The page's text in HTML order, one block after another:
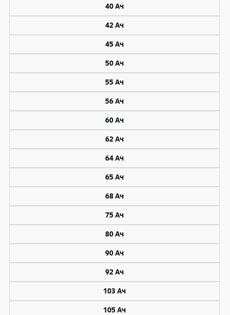
40 Ач
42 Ач
45 Ач
50 Ач
55 Ач
56 Ач
60 Ач
62 Ач
64 Ач
65 Ач
68 Ач
75 Ач
80 Ач
90 Ач
92 Ач
103 Ач
105 Ач